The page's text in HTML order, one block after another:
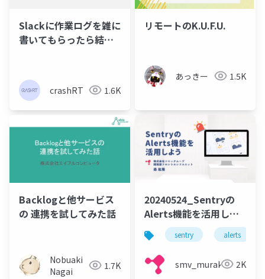
Slackに作業ログを雑に
書いてもらったら結構
crashRT 1.6K
リモートのK.U.F.U.
あっきー 1.5K
Backlogと他サービス
の 連携を試してみた話
Nobuaki
Nagai
1.7K
20240524_Sentryの
Alerts機能を活用しよ
う
sentry alerts
smv_murakami2K